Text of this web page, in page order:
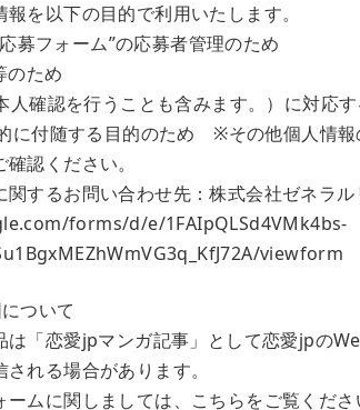
報を以下の目的で利用いたします。
募フォーム”の応募者管理のため
のため
人確認を行うことも含みます。）に対応
に付随する目的のため ※その他個人情報
認ください。
するお問い合わせ先：株式会社ゼネラル
forms/d/e/1FAIpQLSd4VMk4bs-
viewform
ついて
「恋愛jpマンガ記事」として恋愛jpの
れる場合があります。
ムに関しましては、こちらをご覧くださ